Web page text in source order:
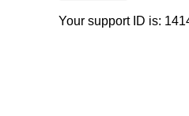
Your support ID is: